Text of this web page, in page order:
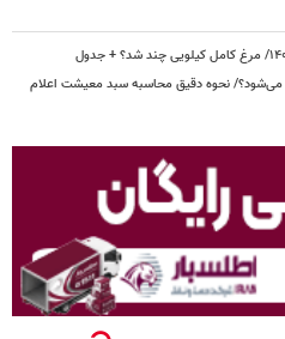
می‌شود؟/ نحوه دقیق محاسبه سبد معیشت اعلام